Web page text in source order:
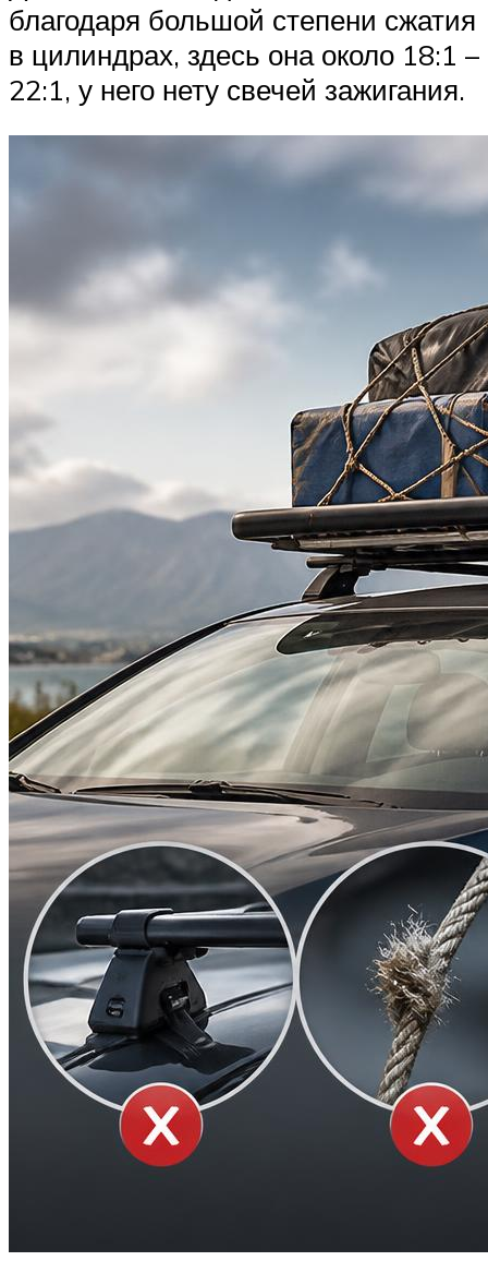
благодаря большой степени сжатия
в цилиндрах, здесь она около 18:1 –
22:1, у него нету свечей зажигания.